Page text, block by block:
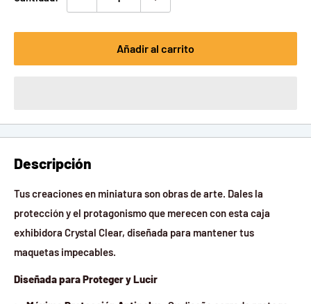
Añadir al carrito
Descripción
Tus creaciones en miniatura son obras de arte. Dales la
protección y el protagonismo que merecen con esta caja
exhibidora Crystal Clear, diseñada para mantener tus
maquetas impecables.
Diseñada para Proteger y Lucir